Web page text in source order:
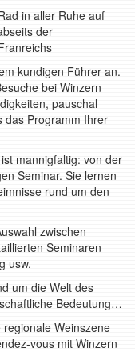
in aller Ruhe auf
der
kundigen Führer an.
bei Winzern
pauschal
Programm Ihrer
mannigfaltig: von der
Seminar. Sie lernen
rund um den
zwischen
Seminaren
usw.
um die Welt des
Bedeutung…
Weinszene
vous mit Winzern